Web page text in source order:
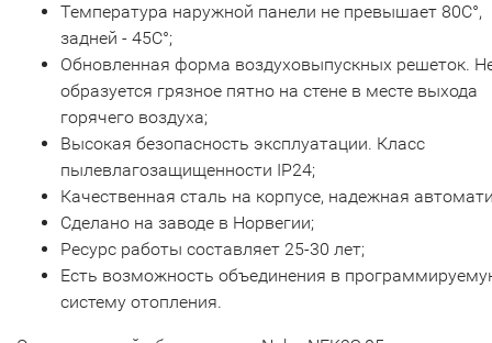
Температура наружной панели не превышает 80С°,
задней - 45С°;
Обновленная форма воздуховыпускных решеток.
образуется грязное пятно на стене в месте выхода
горячего воздуха;
Высокая безопасность эксплуатации. Класс
пылевлагозащищенности IP24;
Качественная сталь на корпусе, надежная
Сделано на заводе в Норвегии;
Ресурс работы составляет 25-30 лет;
Есть возможность объединения в
систему отопления.